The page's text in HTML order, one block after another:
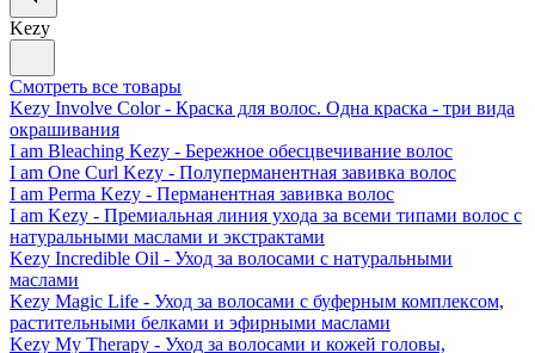
Kezy
Смотреть все товары
Kezy Involve Color - Краска для волос. Одна краска - три вида
окрашивания
I am Bleaching Kezy - Бережное обесцвечивание волос
I am One Curl Kezy - Полуперманентная завивка волос
I am Perma Kezy - Перманентная завивка волос
I am Kezy - Премиальная линия ухода за всеми типами волос с
натуральными маслами и экстрактами
Kezy Incredible Oil - Уход за волосами с натуральными
маслами
Kezy Magic Life - Уход за волосами с буферным комплексом,
растительными белками и эфирными маслами
Kezy My Therapy - Уход за волосами и кожей головы,